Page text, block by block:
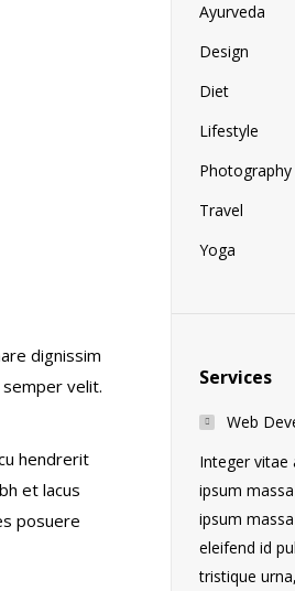
dignissim
velit.
hendrerit
et lacus
posuere
Ayurveda
Design
Diet
Lifestyle
Photography
Travel
Yoga
Services
Web
Integer vitae
ipsum
ipsum
eleifend id
tristique